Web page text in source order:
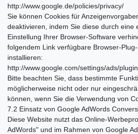
http://www.google.de/policies/privacy/
Sie können Cookies für
deaktivieren, indem Sie diese durch eine
Einstellung Ihrer Browser-Software
folgendem Link verfügbare Browser-
installieren:
http://www.google.com/settings/ads/
Bitte beachten Sie, dass bestimmte
möglicherweise nicht oder nur
können, wenn Sie die Verwendung von
7.2 Einsatz von Google AdWords
Diese Website nutzt das Online-
AdWords" und im Rahmen von Google